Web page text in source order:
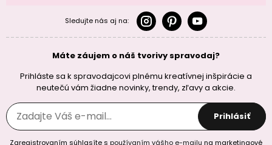
Sledujte nás aj na:
Máte záujem o náš tvorivy spravodaj?
Prihláste sa k spravodajcovi plnému kreatívnej inšpirácie a
neutečú vám žiadne novinky, trendy, zľavy a akcie.
Prihlásiť
Zaregistrovaním súhlasíte s používaním vášho e-mailu na marketingové